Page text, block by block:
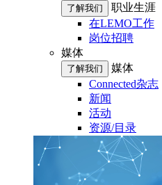
了解我们
职业生涯
在LEMO工作
岗位招聘
媒体
了解我们
媒体
Connected杂志
新闻
活动
资源/目录